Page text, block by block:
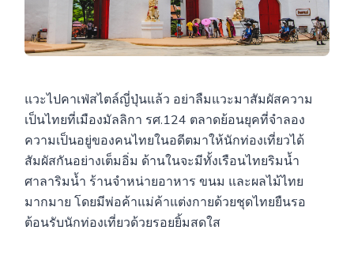
แวะไปคาเฟ่สไตล์ญี่ปุ่นแล้ว อย่าลืมแวะมาสัมผัสความ
เป็นไทยที่เมืองมัลลิกา รศ.124 ตลาดย้อนยุคที่จำลอง
ความเป็นอยู่ของคนไทยในอดีตมาให้นักท่องเที่ยวได้
สัมผัสกันอย่างเต็มอิ่ม ด้านในจะมีทั้งเรือนไทยริมน้ำ
ศาลาริมน้ำ ร้านจำหน่ายอาหาร ขนม และผลไม้ไทย
มากมาย โดยมีพ่อค้าแม่ค้าแต่งกายด้วยชุดไทยยืนรอ
ต้อนรับนักท่องเที่ยวด้วยรอยยิ้มสดใส